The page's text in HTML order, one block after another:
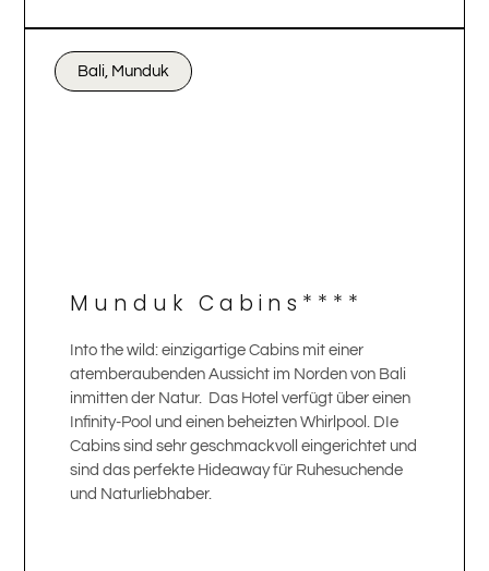
Munduk Cabins****
Into the wild: einzigartige Cabins mit einer
atemberaubenden Aussicht im Norden von Bali
inmitten der Natur. Das Hotel verfügt über einen
Infinity-Pool und einen beheizten Whirlpool. DIe
Cabins sind sehr geschmackvoll eingerichtet und
sind das perfekte Hideaway für Ruhesuchende
und Naturliebhaber.
Bali, Munduk